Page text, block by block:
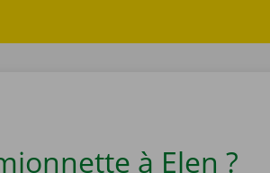
à Elen ?